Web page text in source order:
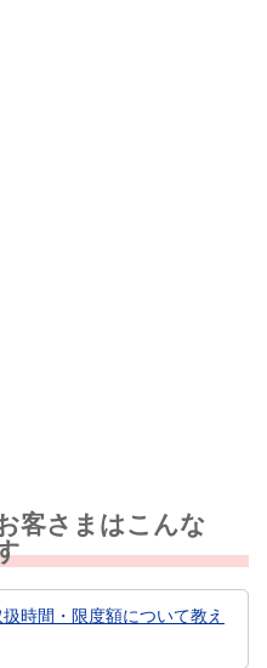
客さまはこんな
時間・限度額について教え